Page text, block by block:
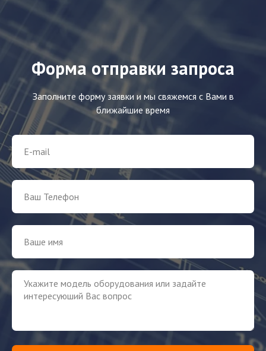
Форма отправки запроса
Заполните форму заявки и мы свяжемся с Вами в
ближайшие время